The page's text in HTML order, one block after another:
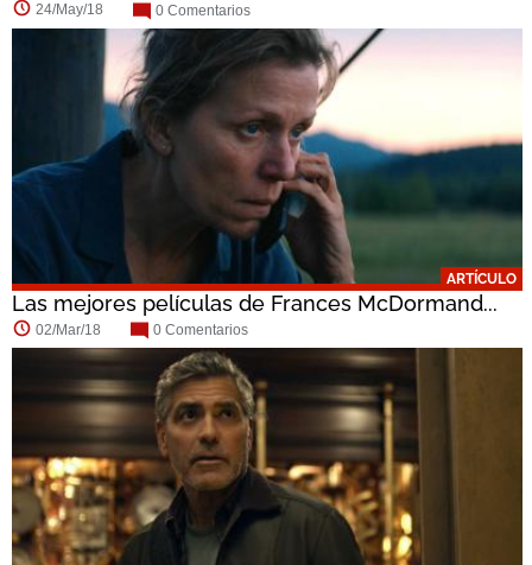
24/May/18 0 Comentarios
ARTÍCULO
Las mejores películas de Frances McDormand...
02/Mar/18 0 Comentarios